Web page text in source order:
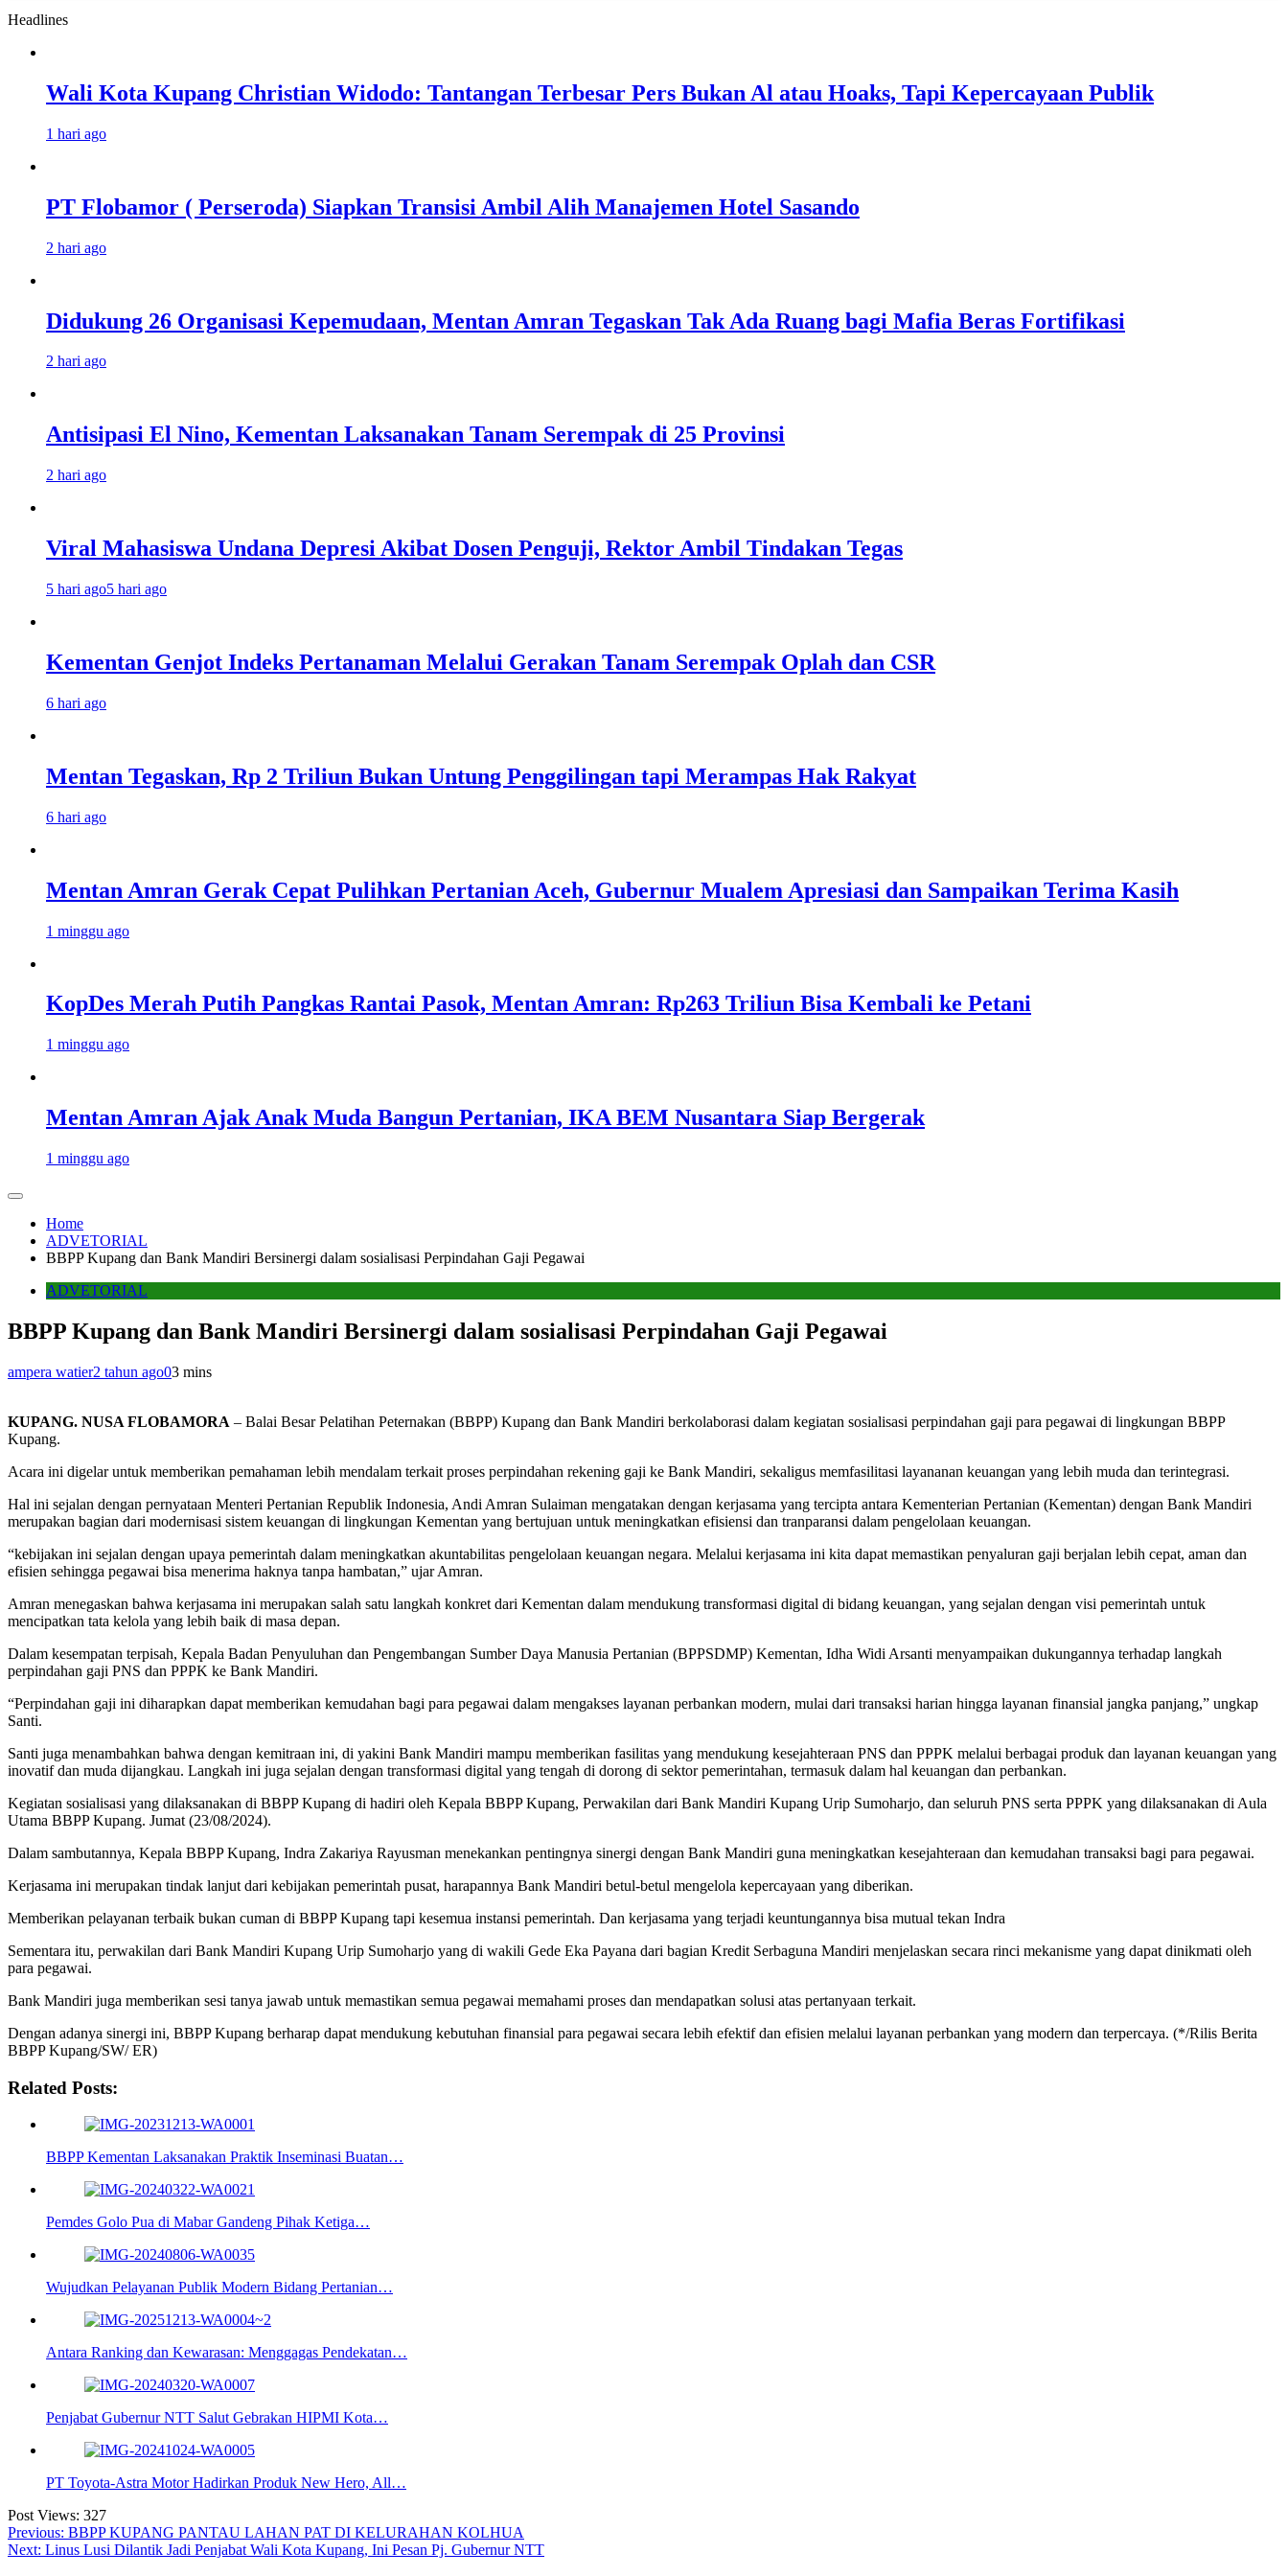
Headlines
Wali Kota Kupang Christian Widodo: Tantangan Terbesar Pers Bukan Al atau Hoaks, Tapi Kepercayaan Publik
1 hari ago
PT Flobamor ( Perseroda) Siapkan Transisi Ambil Alih Manajemen Hotel Sasando
2 hari ago
Didukung 26 Organisasi Kepemudaan, Mentan Amran Tegaskan Tak Ada Ruang bagi Mafia Beras Fortifikasi
2 hari ago
Antisipasi El Nino, Kementan Laksanakan Tanam Serempak di 25 Provinsi
2 hari ago
Viral Mahasiswa Undana Depresi Akibat Dosen Penguji, Rektor Ambil Tindakan Tegas
5 hari ago5 hari ago
Kementan Genjot Indeks Pertanaman Melalui Gerakan Tanam Serempak Oplah dan CSR
6 hari ago
Mentan Tegaskan, Rp 2 Triliun Bukan Untung Penggilingan tapi Merampas Hak Rakyat
6 hari ago
Mentan Amran Gerak Cepat Pulihkan Pertanian Aceh, Gubernur Mualem Apresiasi dan Sampaikan Terima Kasih
1 minggu ago
KopDes Merah Putih Pangkas Rantai Pasok, Mentan Amran: Rp263 Triliun Bisa Kembali ke Petani
1 minggu ago
Mentan Amran Ajak Anak Muda Bangun Pertanian, IKA BEM Nusantara Siap Bergerak
1 minggu ago
Home
ADVETORIAL
BBPP Kupang dan Bank Mandiri Bersinergi dalam sosialisasi Perpindahan Gaji Pegawai
ADVETORIAL
BBPP Kupang dan Bank Mandiri Bersinergi dalam sosialisasi Perpindahan Gaji Pegawai
ampera watier2 tahun ago03 mins
KUPANG. NUSA FLOBAMORA – Balai Besar Pelatihan Peternakan (BBPP) Kupang dan Bank Mandiri berkolaborasi dalam kegiatan sosialisasi perpindahan gaji para pegawai di lingkungan BBPP
Kupang.
Acara ini digelar untuk memberikan pemahaman lebih mendalam terkait proses perpindahan rekening gaji ke Bank Mandiri, sekaligus memfasilitasi layananan keuangan yang lebih muda dan terintegrasi.
Hal ini sejalan dengan pernyataan Menteri Pertanian Republik Indonesia, Andi Amran Sulaiman mengatakan dengan kerjasama yang tercipta antara Kementerian Pertanian (Kementan) dengan Bank Mandiri
merupakan bagian dari modernisasi sistem keuangan di lingkungan Kementan yang bertujuan untuk meningkatkan efisiensi dan tranparansi dalam pengelolaan keuangan.
“kebijakan ini sejalan dengan upaya pemerintah dalam meningkatkan akuntabilitas pengelolaan keuangan negara. Melalui kerjasama ini kita dapat memastikan penyaluran gaji berjalan lebih cepat, aman dan
efisien sehingga pegawai bisa menerima haknya tanpa hambatan,” ujar Amran.
Amran menegaskan bahwa kerjasama ini merupakan salah satu langkah konkret dari Kementan dalam mendukung transformasi digital di bidang keuangan, yang sejalan dengan visi pemerintah untuk
mencipatkan tata kelola yang lebih baik di masa depan.
Dalam kesempatan terpisah, Kepala Badan Penyuluhan dan Pengembangan Sumber Daya Manusia Pertanian (BPPSDMP) Kementan, Idha Widi Arsanti menyampaikan dukungannya terhadap langkah
perpindahan gaji PNS dan PPPK ke Bank Mandiri.
“Perpindahan gaji ini diharapkan dapat memberikan kemudahan bagi para pegawai dalam mengakses layanan perbankan modern, mulai dari transaksi harian hingga layanan finansial jangka panjang,” ungkap
Santi.
Santi juga menambahkan bahwa dengan kemitraan ini, di yakini Bank Mandiri mampu memberikan fasilitas yang mendukung kesejahteraan PNS dan PPPK melalui berbagai produk dan layanan keuangan yang
inovatif dan muda dijangkau. Langkah ini juga sejalan dengan transformasi digital yang tengah di dorong di sektor pemerintahan, termasuk dalam hal keuangan dan perbankan.
Kegiatan sosialisasi yang dilaksanakan di BBPP Kupang di hadiri oleh Kepala BBPP Kupang, Perwakilan dari Bank Mandiri Kupang Urip Sumoharjo, dan seluruh PNS serta PPPK yang dilaksanakan di Aula
Utama BBPP Kupang. Jumat (23/08/2024).
Dalam sambutannya, Kepala BBPP Kupang, Indra Zakariya Rayusman menekankan pentingnya sinergi dengan Bank Mandiri guna meningkatkan kesejahteraan dan kemudahan transaksi bagi para pegawai.
Kerjasama ini merupakan tindak lanjut dari kebijakan pemerintah pusat, harapannya Bank Mandiri betul-betul mengelola kepercayaan yang diberikan.
Memberikan pelayanan terbaik bukan cuman di BBPP Kupang tapi kesemua instansi pemerintah. Dan kerjasama yang terjadi keuntungannya bisa mutual tekan Indra
Sementara itu, perwakilan dari Bank Mandiri Kupang Urip Sumoharjo yang di wakili Gede Eka Payana dari bagian Kredit Serbaguna Mandiri menjelaskan secara rinci mekanisme yang dapat dinikmati oleh
para pegawai.
Bank Mandiri juga memberikan sesi tanya jawab untuk memastikan semua pegawai memahami proses dan mendapatkan solusi atas pertanyaan terkait.
Dengan adanya sinergi ini, BBPP Kupang berharap dapat mendukung kebutuhan finansial para pegawai secara lebih efektif dan efisien melalui layanan perbankan yang modern dan terpercaya. (*/Rilis Berita
BBPP Kupang/SW/ ER)
Related Posts:
BBPP Kementan Laksanakan Praktik Inseminasi Buatan…
Pemdes Golo Pua di Mabar Gandeng Pihak Ketiga…
Wujudkan Pelayanan Publik Modern Bidang Pertanian…
Antara Ranking dan Kewarasan: Menggagas Pendekatan…
Penjabat Gubernur NTT Salut Gebrakan HIPMI Kota…
PT Toyota-Astra Motor Hadirkan Produk New Hero, All…
Post Views: 327
Navigasi
pos
Previous: BBPP KUPANG PANTAU LAHAN PAT DI KELURAHAN KOLHUA
Next: Linus Lusi Dilantik Jadi Penjabat Wali Kota Kupang, Ini Pesan Pj. Gubernur NTT